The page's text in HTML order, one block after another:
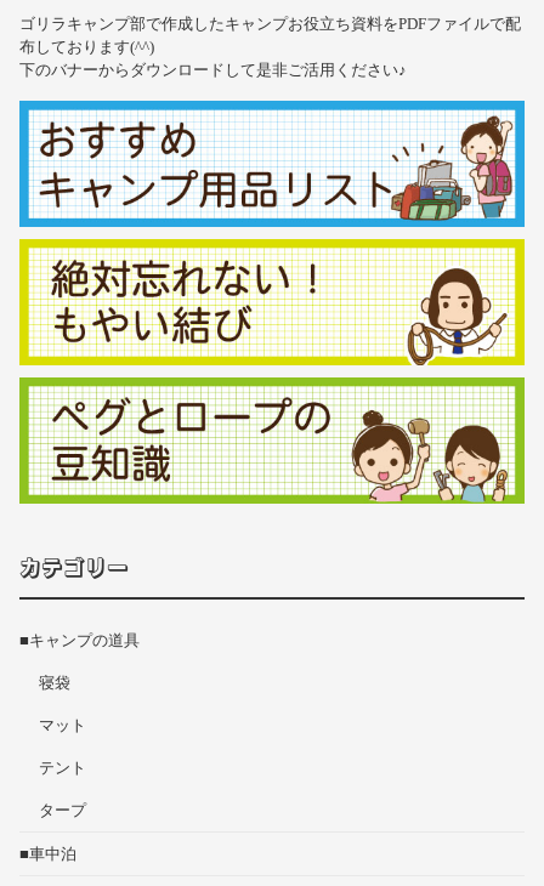
ゴリラキャンプ部で作成したキャンプお役立ち資料をPDFファイルで配
布しております(^^)
下のバナーからダウンロードして是非ご活用ください♪
カテゴリー
■キャンプの道具
寝袋
マット
テント
タープ
■車中泊